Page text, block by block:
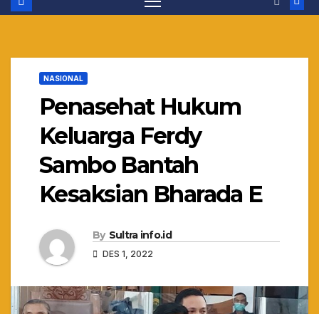
NASIONAL
Penasehat Hukum
Keluarga Ferdy
Sambo Bantah
Kesaksian Bharada E
By Sultra info.id
DES 1, 2022